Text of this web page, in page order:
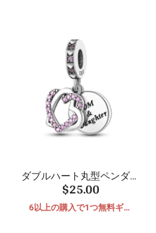
ダブルハート丸型ペンダン
ト
$25.00
6以上の購入で1つ無料ギフ